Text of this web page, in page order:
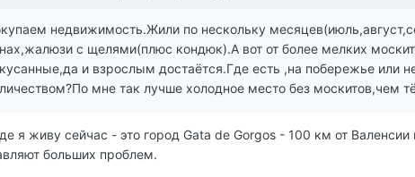
недвижимость.Жили по нескольку
с щелями(плюс кондюк).А вот от более мелких
и взрослым достаётся.Где есть ,на побережье или
мне так лучше холодное место без москитов,чем
я живу сейчас - это город Gata de Gorgos - 100 км от
больших проблем.